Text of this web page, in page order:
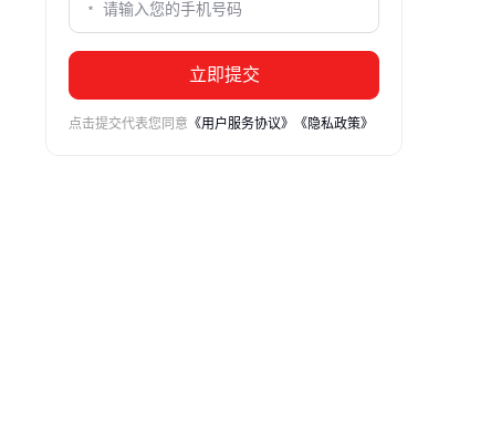
立即提交
点击提交代表您同意 《用户服务协议》 《隐私政策》